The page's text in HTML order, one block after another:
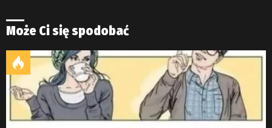
Może Ci się spodobać